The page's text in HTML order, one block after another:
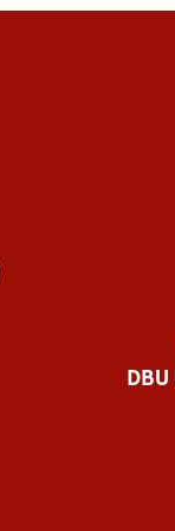
DBU